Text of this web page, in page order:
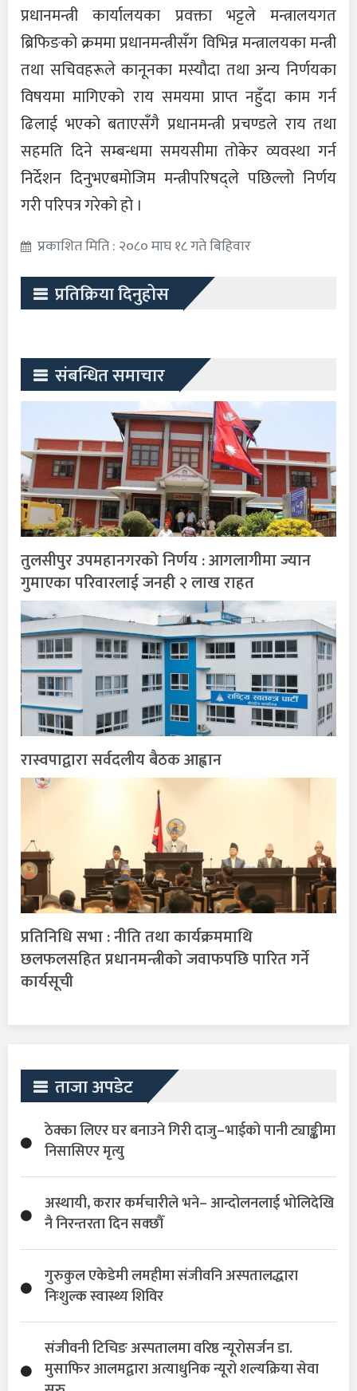
प्रधानमन्त्री कार्यालयका प्रवक्ता भट्टले मन्त्रालयगत
ब्रिफिङको क्रममा प्रधानमन्त्रीसँग विभिन्न मन्त्रालयका मन्त्री
तथा सचिवहरूले कानूनका मस्यौदा तथा अन्य निर्णयका
विषयमा मागिएको राय समयमा प्राप्त नहुँदा काम गर्न
ढिलाई भएको बताएसँगै प्रधानमन्त्री प्रचण्डले राय तथा
सहमति दिने सम्बन्धमा समयसीमा तोकेर व्यवस्था गर्न
निर्देशन दिनुभएबमोजिम मन्त्रीपरिषद्ले पछिल्लो निर्णय
गरी परिपत्र गरेको हो ।
प्रकाशित मिति : २०८० माघ १८ गते बिहिवार
प्रतिक्रिया दिनुहोस
संबन्धित समाचार
तुलसीपुर उपमहानगरको निर्णय : आगलागीमा ज्यान
गुमाएका परिवारलाई जनही २ लाख राहत
रास्वपाद्वारा सर्वदलीय बैठक आह्वान
प्रतिनिधि सभा : नीति तथा कार्यक्रममाथि
छलफलसहित प्रधानमन्त्रीको जवाफपछि पारित गर्ने
कार्यसूची
ताजा अपडेट
ठेक्का लिएर घर बनाउने गिरी दाजु–भाईको पानी ट्याङ्कीमा
निसासिएर मृत्यु
अस्थायी, करार कर्मचारीले भने– आन्दोलनलाई भोलिदेखि
नै निरन्तरता दिन सक्छौँ
गुरुकुल एकेडेमी लमहीमा संजीवनि अस्पतालद्धारा
निःशुल्क स्वास्थ्य शिविर
संजीवनी टिचिङ अस्पतालमा वरिष्ठ न्यूरोसर्जन डा.
मुसाफिर आलमद्वारा अत्याधुनिक न्यूरो शल्यक्रिया सेवा